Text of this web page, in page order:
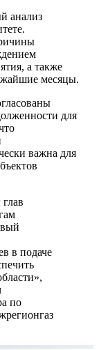
анализ
а также
месяцы.
для
важна для
в подаче
по